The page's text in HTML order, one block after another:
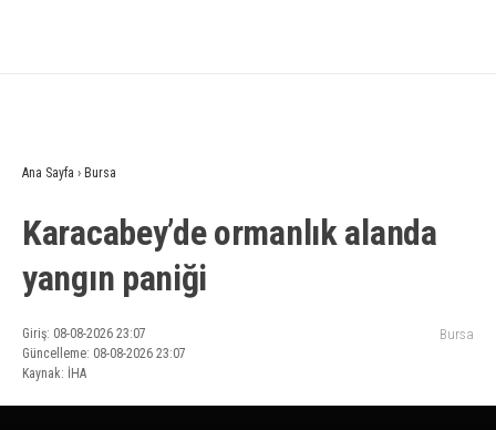
Ana Sayfa › Bursa
Karacabey’de ormanlık alanda
yangın paniği
Giriş: 08-08-2026 23:07
Güncelleme: 08-08-2026 23:07
Kaynak: İHA
Bursa